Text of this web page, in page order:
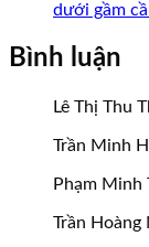
dưới gầm
Bình luận
Lê Thị Thu
Trần Minh
Phạm Minh
Trần Hoàng